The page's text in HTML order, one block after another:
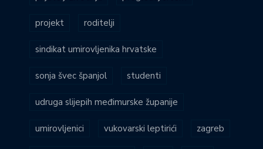
projekt roditelji
sindikat umirovljenika hrvatske
sonja švec španjol studenti
udruga slijepih međimurske županije
umirovljenici vukovarski leptirići zagreb